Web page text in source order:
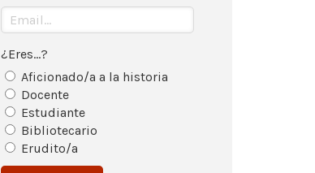
¿Eres...?
Aficionado/a a la historia
Docente
Estudiante
Bibliotecario
Erudito/a